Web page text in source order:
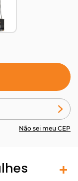
Não sei meu CEP